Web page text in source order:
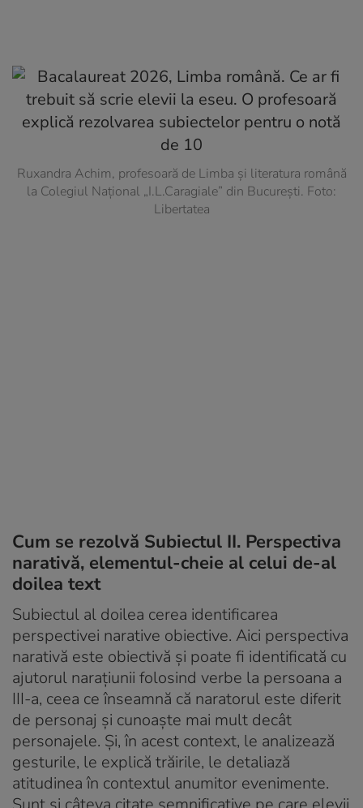
Ruxandra Achim, profesoară de Limba și literatura română
la Colegiul Național „I.L.Caragiale” din București. Foto:
Libertatea
Cum se rezolvă Subiectul II. Perspectiva
narativă, elementul-cheie al celui de-al
doilea text
Subiectul al doilea cerea identificarea
perspectivei narative obiective. Aici perspectiva
narativă este obiectivă și poate fi identificată cu
ajutorul narațiunii folosind verbe la persoana a
III-a, ceea ce înseamnă că naratorul este diferit
de personaj și cunoaște mai mult decât
personajele. Și, în acest context, le analizează
gesturile, le explică trăirile, le detaliază
atitudinea în contextul anumitor evenimente.